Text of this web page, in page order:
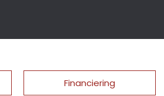
Financiering